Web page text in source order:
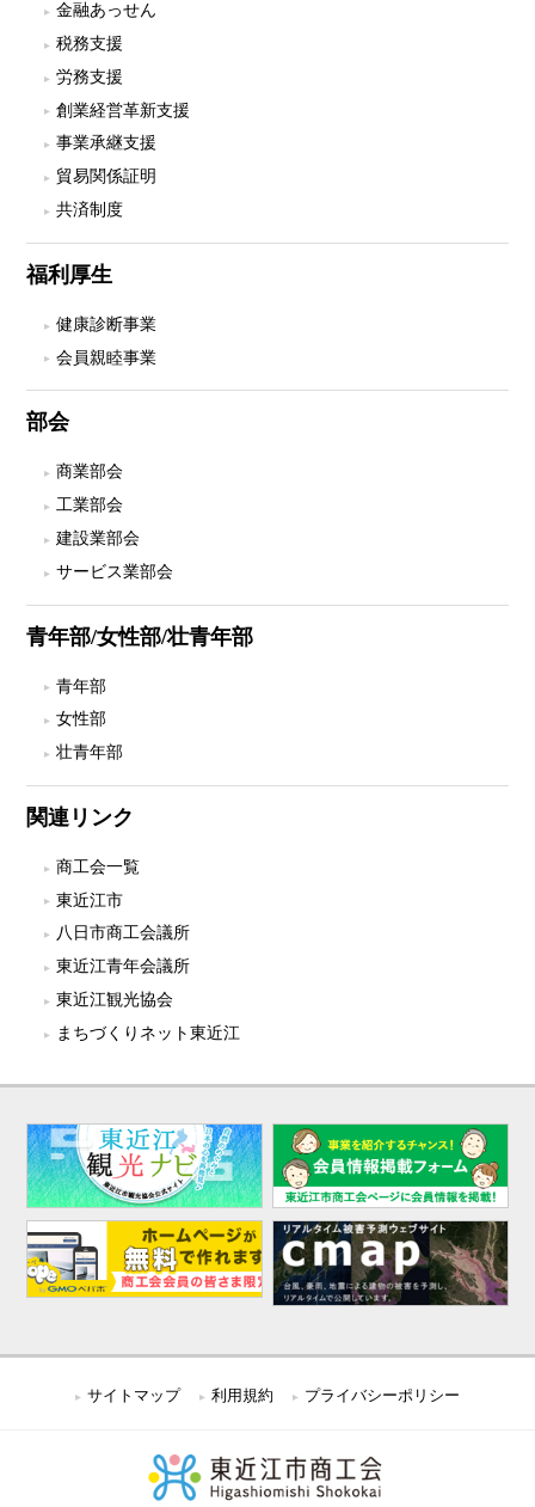
金融あっせん
税務支援
労務支援
創業経営革新支援
事業承継支援
貿易関係証明
共済制度
福利厚生
健康診断事業
会員親睦事業
部会
商業部会
工業部会
建設業部会
サービス業部会
青年部/女性部/壮青年部
青年部
女性部
壮青年部
関連リンク
商工会一覧
東近江市
八日市商工会議所
東近江青年会議所
東近江観光協会
まちづくりネット東近江
サイトマップ 利用規約 プライバシーポリシー